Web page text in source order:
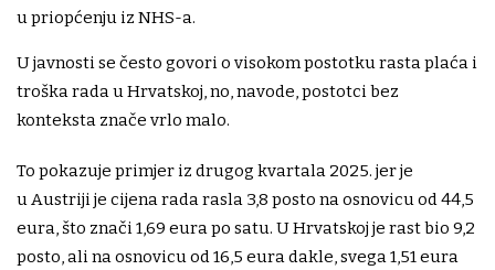
u priopćenju iz NHS-a.
U javnosti se često govori o visokom postotku rasta plaća i
troška rada u Hrvatskoj, no, navode, postotci bez
konteksta znače vrlo malo.
To pokazuje primjer iz drugog kvartala 2025. jer je
u Austriji je cijena rada rasla 3,8 posto na osnovicu od 44,5
eura, što znači 1,69 eura po satu. U Hrvatskoj je rast bio 9,2
posto, ali na osnovicu od 16,5 eura dakle, svega 1,51 eura